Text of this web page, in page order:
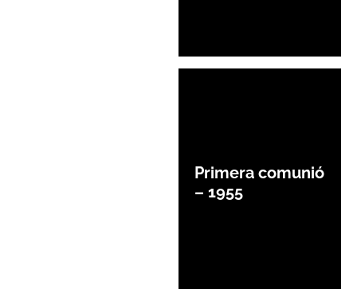
Primera comunió
– 1955